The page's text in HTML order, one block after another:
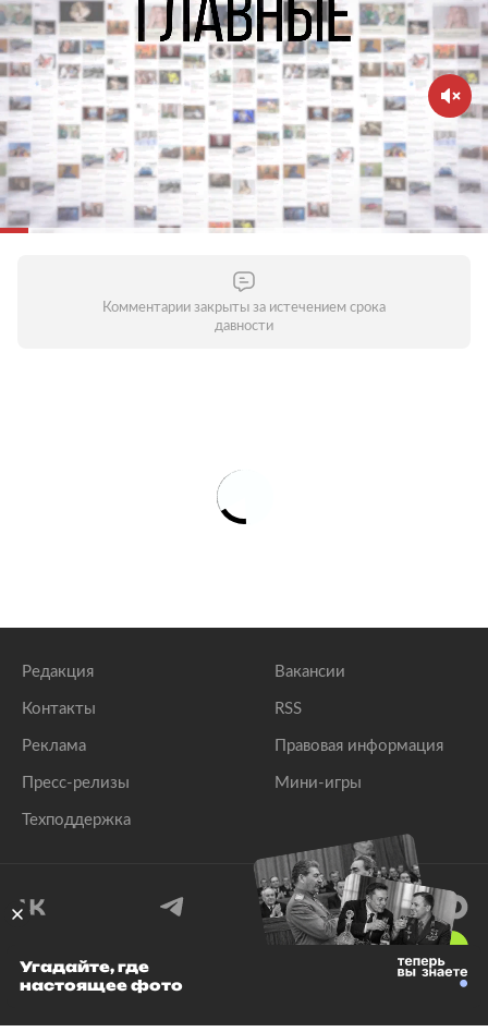
Комментарии закрыты за истечением срока
давности
Редакция
Контакты
Реклама
Пресс-релизы
Техподдержка
Вакансии
RSS
Правовая информация
Мини-игры
© 1999–2026 Все права защищены.
Угадайте, где
настоящее фото